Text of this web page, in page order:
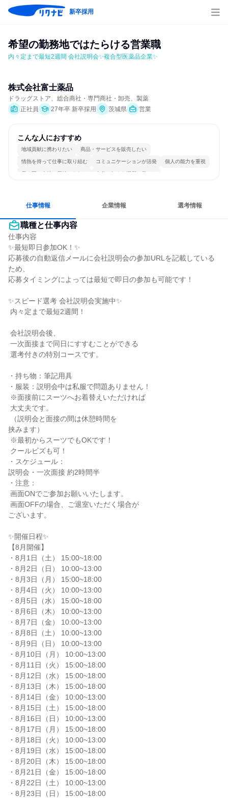
新卒採用
希望の勤務地ではたらける営業職
内々定まで最短2週間 会社説明会✨複合型医薬品企業✨
株式会社富士薬品
ドラッグストア、総合商社・専門商社・卸売、製薬
正社員
27年卒 新卒採用 茨城県 営業
こんな人におすすめ
地域貢献に携わりたい 商品・サービスを販売したい
情熱を持って仕事に取り組む コミュニケーションが活発 個人の能力を重視
長く同じ会社に居続けられる 自分の好きな場所で働ける
仕事情報 企業情報 選考情報
職種と仕事内容
仕事内容
✨最短即日参加OK！✨
応募後の自動返信メールに会社説明会の参加URLを記載している
ため、
応募タイミングによっては最短で即日の参加も可能です！
✨スピード選考 会社説明会実施中✨
・持ち物：筆記用具
・服装：説明会中は私服で問題ありません！
挟みます）
・スケジュール：
説明会・一次面接 約2時間半
・注意：
ございます。
✨️開催日程✨️
【8月開催】
・8月1日（土） 15:00~18:00
・8月2日（日） 10:00~13:00
・8月3日（月） 15:00~18:00
・8月4日（火） 10:00~13:00
・8月5日（水） 15:00~18:00
・8月6日（木） 10:00~13:00
・8月7日（金） 10:00~13:00
・8月8日（土） 10:00~13:00
・8月9日（日） 10:00~13:00
・8月10日（月） 10:00~13:00
・8月11日（火） 15:00~18:00
・8月12日（水） 15:00~18:00
・8月13日（木） 15:00~18:00
・8月14日（金） 10:00~13:00
・8月15日（土） 15:00~18:00
・8月16日（日） 10:00~13:00
・8月17日（月） 15:00~18:00
・8月18日（火） 10:00~13:00
・8月19日（水） 15:00~18:00
・8月20日（木） 15:00~18:00
・8月21日（金） 15:00~18:00
・8月22日（土） 10:00~13:00
・8月23日（日） 15:00~18:00